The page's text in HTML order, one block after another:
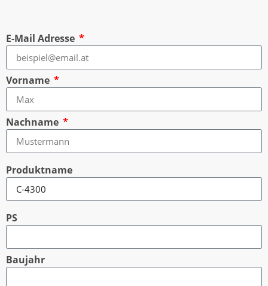
E-Mail Adresse
Vorname
Nachname
Produktname
PS
Baujahr